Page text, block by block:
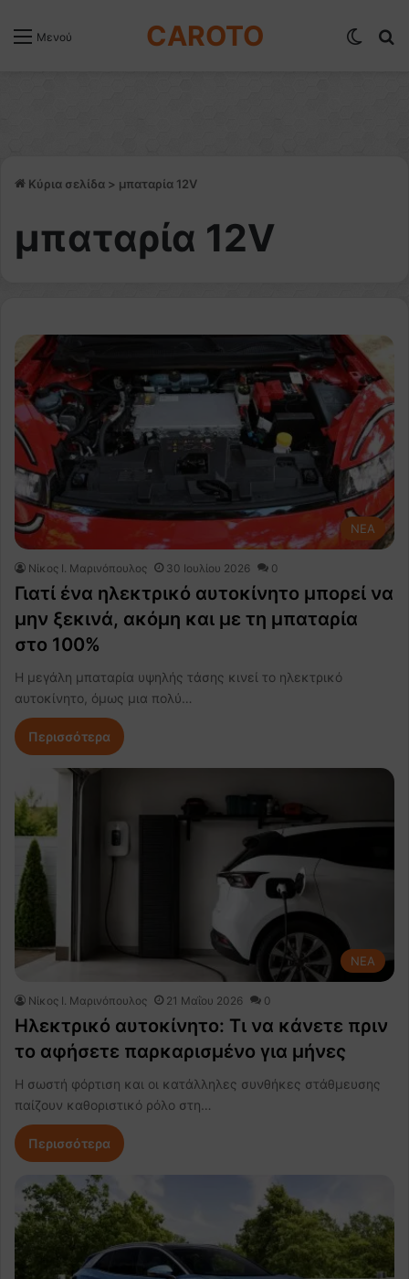
Μενού CAROTO
Κύρια σελίδα > μπαταρία 12V
μπαταρία 12V
NEA
Nίκος Ι. Mαρινόπουλος 30 Ιουλίου 2026 0
Γιατί ένα ηλεκτρικό αυτοκίνητο μπορεί να
μην ξεκινά, ακόμη και με τη μπαταρία
στο 100%
Η μεγάλη μπαταρία υψηλής τάσης κινεί το ηλεκτρικό
αυτοκίνητο, όμως μια πολύ…
Περισσότερα
NEA
Nίκος Ι. Mαρινόπουλος 21 Μαΐου 2026 0
Ηλεκτρικό αυτοκίνητο: Τι να κάνετε πριν
το αφήσετε παρκαρισμένο για μήνες
Η σωστή φόρτιση και οι κατάλληλες συνθήκες στάθμευσης
παίζουν καθοριστικό ρόλο στη…
Περισσότερα